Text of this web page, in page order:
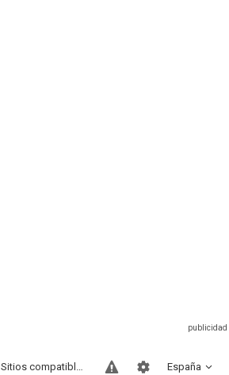
España
Sitios compatibles